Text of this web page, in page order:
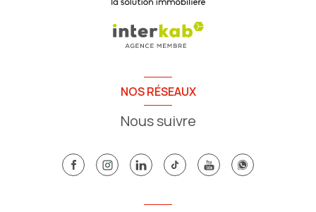
NOS RÉSEAUX
Nous suivre